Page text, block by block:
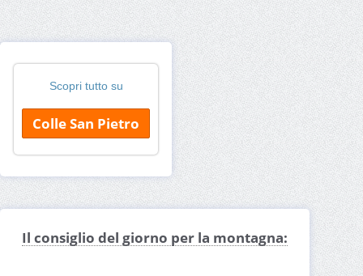
Scopri tutto su
Colle San Pietro
Il consiglio del giorno per la montagna: